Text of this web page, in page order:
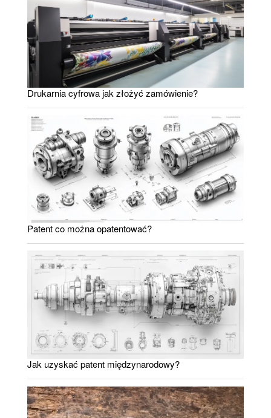
Drukarnia cyfrowa jak złożyć zamówienie?
Patent co można opatentować?
Jak uzyskać patent międzynarodowy?